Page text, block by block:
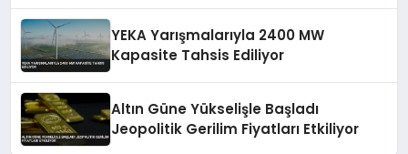
YEKA Yarışmalarıyla 2400 MW
Kapasite Tahsis Ediliyor
Altın Güne Yükselişle Başladı
Jeopolitik Gerilim Fiyatları Etkiliyor